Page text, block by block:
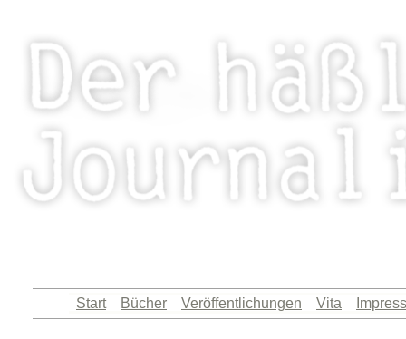
Start Bücher Veröffentlichungen Vita